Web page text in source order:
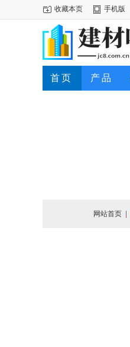
收藏本页 手机版
首页 产品
网站首页